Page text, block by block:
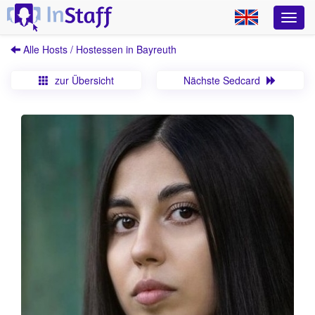
Alle Hosts / Hostessen in Bayreuth
zur Übersicht Nächste Sedcard